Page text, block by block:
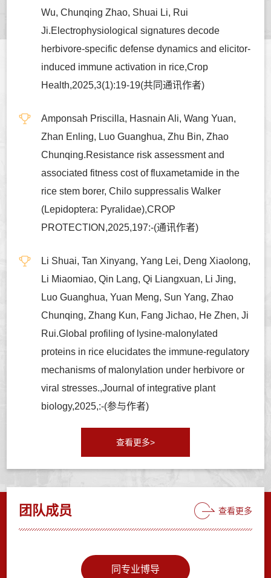
Wu, Chunqing Zhao, Shuai Li, Rui
Ji.Electrophysiological signatures decode
herbivore-specific defense dynamics and elicitor-
induced immune activation in rice,Crop
Health,2025,3(1):19-19(共同通讯作者)
Amponsah Priscilla, Hasnain Ali, Wang Yuan,
Zhan Enling, Luo Guanghua, Zhu Bin, Zhao
Chunqing.Resistance risk assessment and
associated fitness cost of fluxametamide in the
rice stem borer, Chilo suppressalis Walker
(Lepidoptera: Pyralidae),CROP
PROTECTION,2025,197:-(通讯作者)
Li Shuai, Tan Xinyang, Yang Lei, Deng Xiaolong,
Li Miaomiao, Qin Lang, Qi Liangxuan, Li Jing,
Luo Guanghua, Yuan Meng, Sun Yang, Zhao
Chunqing, Zhang Kun, Fang Jichao, He Zhen, Ji
Rui.Global profiling of lysine-malonylated
proteins in rice elucidates the immune-regulatory
mechanisms of malonylation under herbivore or
viral stresses.,Journal of integrative plant
biology,2025,:-(参与作者)
查看更多>
团队成员 查看更多
同专业博导